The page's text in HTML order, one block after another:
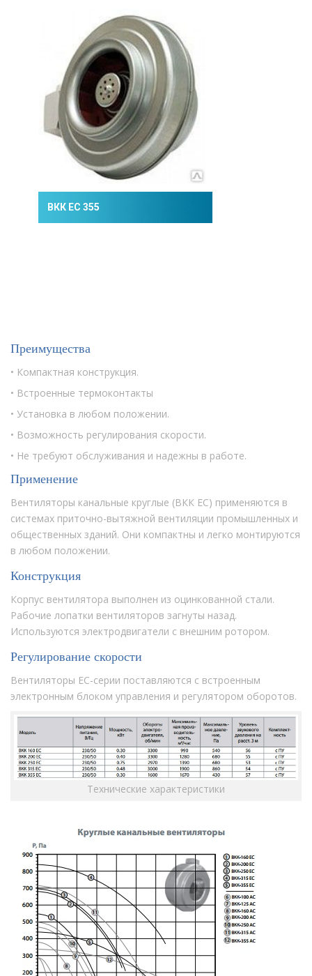
ВКК ЕС 355
Преимущества
• Компактная конструкция.
• Встроенные термоконтакты
• Установка в любом положении.
• Возможность регулирования скорости.
• Не требуют обслуживания и надежны в работе.
Применение
Вентиляторы канальные круглые (ВКК ЕС) применяются в
системах приточно-вытяжной вентиляции промышленных и
общественных зданий. Они компактны и легко монтируются
в любом положении.
Конструкция
Корпус вентилятора выполнен из оцинкованной стали.
Рабочие лопатки вентиляторов загнуты назад.
Используются электродвигатели с внешним ротором.
Регулирование скорости
Вентиляторы ЕС-серии поставляются с встроенным
электронным блоком управления и регулятором оборотов.
Технические характеристики